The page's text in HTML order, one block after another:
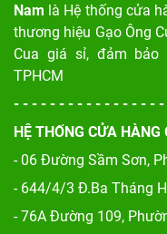
Nam là Hệ thống cửa
thương hiệu Gạo Ông
Cua giá sỉ, đảm
TPHCM
- - - - - - - - - - - - - - - -
HỆ THỐNG CỬA
- 06 Đường Sầm Sơn,
- 644/4/3 Đ.Ba Tháng
- 76A Đường 109,